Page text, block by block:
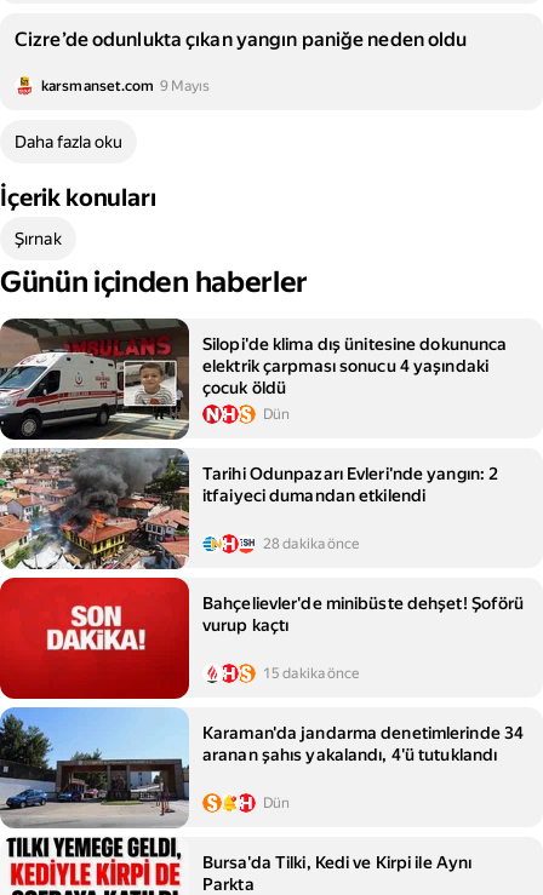
Cizre’de odunlukta çıkan yangın paniğe neden oldu
karsmanset.com 9 Mayıs
Daha fazla oku
İçerik konuları
Şırnak
Günün içinden haberler
Silopi'de klima dış ünitesine dokununca
elektrik çarpması sonucu 4 yaşındaki
çocuk öldü
Dün
Tarihi Odunpazarı Evleri'nde yangın: 2
itfaiyeci dumandan etkilendi
28 dakika önce
Bahçelievler'de minibüste dehşet! Şoförü
vurup kaçtı
15 dakika önce
Karaman'da jandarma denetimlerinde 34
aranan şahıs yakalandı, 4'ü tutuklandı
Dün
Bursa'da Tilki, Kedi ve Kirpi ile Aynı
Parkta